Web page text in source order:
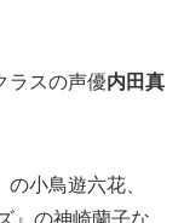
ラスの声優内田真
小鳥遊六花、
』の神崎蘭子な